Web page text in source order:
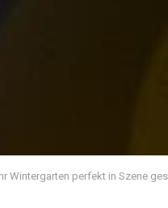
Wintergarten perfekt in Szene